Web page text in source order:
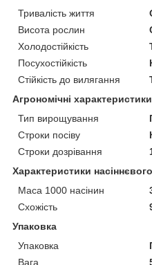
Тривалість життя
Висота рослин
Холодостійкість
Посухостійкість
Стійкість до вилягання
Агрономічні характеристики
Тип вирощування
Строки посіву
Строки дозрівання
Характеристики
Маса 1000 насінин
Схожість
Упаковка
Упаковка
Вага